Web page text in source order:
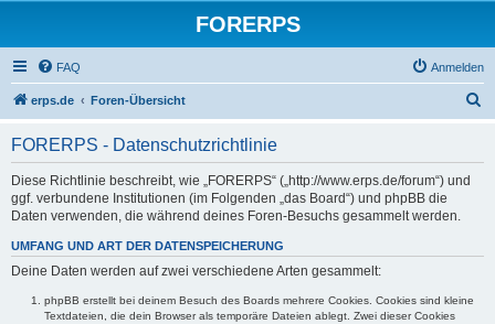
FORERPS
FAQ Anmelden
erps.de Foren-Übersicht
FORERPS - Datenschutzrichtlinie
Diese Richtlinie beschreibt, wie „FORERPS“ („http://www.erps.de/forum“) und
ggf. verbundene Institutionen (im Folgenden „das Board“) und phpBB die
Daten verwenden, die während deines Foren-Besuchs gesammelt werden.
UMFANG UND ART DER DATENSPEICHERUNG
Deine Daten werden auf zwei verschiedene Arten gesammelt:
phpBB erstellt bei deinem Besuch des Boards mehrere Cookies. Cookies sind kleine
Textdateien, die dein Browser als temporäre Dateien ablegt. Zwei dieser Cookies